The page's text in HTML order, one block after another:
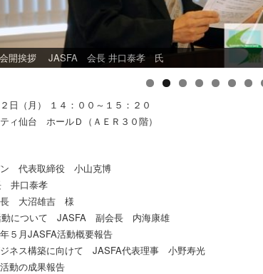
会開挨拶 JASFA 会長 井口泰孝 氏
日（月） １４：００～１５：２０
ィ仙台 ホールＤ（ＡＥＲ３０階）
代表取締役 小山克博
井口泰孝
長 大沼雄吉 様
動について JASFA 副会長 内海康雄
５月JASFA活動概要報告
ジネス構築に向けて JASFA代表理事 小野寿光
動の成果報告